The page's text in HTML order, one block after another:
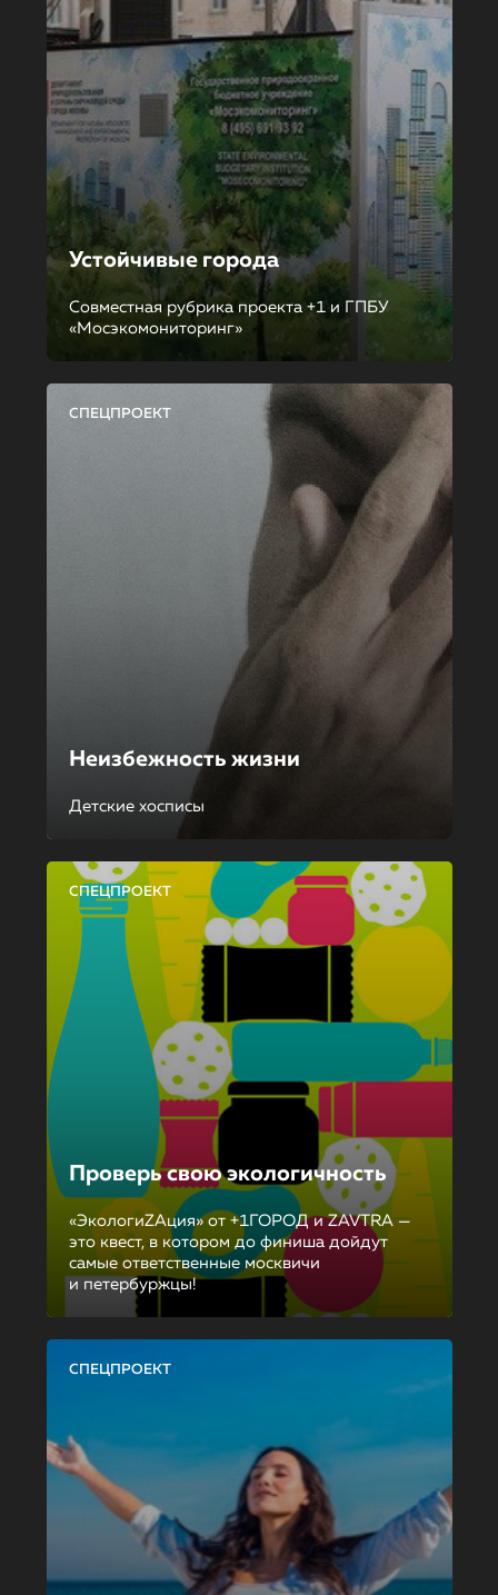
Устойчивые города
Совместная рубрика проекта +1 и ГПБУ
«Мосэкомониторинг»
СПЕЦПРОЕКТ
Неизбежность жизни
Детские хосписы
СПЕЦПРОЕКТ
Проверь свою экологичность
«ЭкологиZAция» от +1ГОРОД и ZAVTRA —
это квест, в котором до финиша дойдут
самые ответственные москвичи
и петербуржцы!
СПЕЦПРОЕКТ